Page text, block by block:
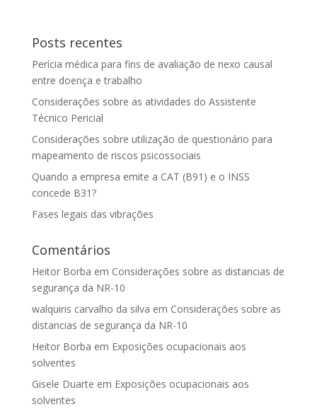
Posts recentes
Perícia médica para fins de avaliação de nexo causal
entre doença e trabalho
Considerações sobre as atividades do Assistente
Técnico Pericial
Considerações sobre utilização de questionário para
mapeamento de riscos psicossociais
Quando a empresa emite a CAT (B91) e o INSS
concede B31?
Fases legais das vibrações
Comentários
Heitor Borba em Considerações sobre as distancias de
segurança da NR-10
walquiris carvalho da silva em Considerações sobre as
distancias de segurança da NR-10
Heitor Borba em Exposições ocupacionais aos
solventes
Gisele Duarte em Exposições ocupacionais aos
solventes